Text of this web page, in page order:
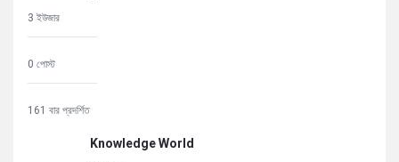
3 ইউজার
0 পোস্ট
161 বার প্রদর্শিত
Knowledge World